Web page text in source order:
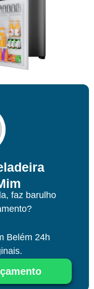
faz barulho
Belém 24h